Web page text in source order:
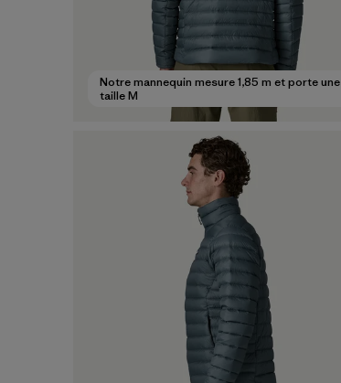
Notre mannequin mesure 1,85 m et porte une
taille M